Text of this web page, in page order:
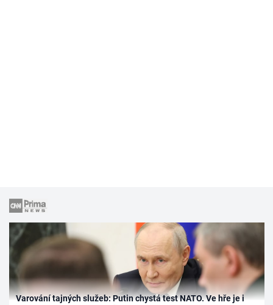
Varování tajných služeb: Putin chystá test NATO. Ve hře je i